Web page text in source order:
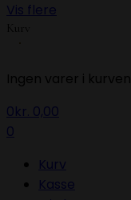
Vis flere
Kurv
Ingen varer i kurven.
0kr. 0,00
0
Kurv
Kasse